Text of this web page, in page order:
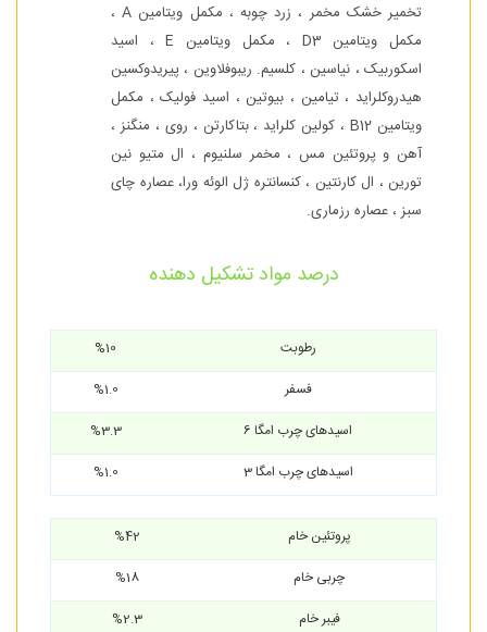
تخمیر خشک مخمر ، زرد چوبه ، مکمل ویتامین A ،
مکمل ویتامین D3 ، مکمل ویتامین E ، اسید
اسکوربیک ، نیاسین ، کلسیم. ریبوفلاوین ، پیریدوکسین
هیدروکلراید ، تیامین ، بیوتین ، اسید فولیک ، مکمل
ویتامین B12 ، کولین کلراید ، بتاکارتن ، روی ، منگنز ،
آهن و پروتئین مس ، مخمر سلنیوم ، ال متیو نین
تورین ، ال کارنتین ، کنسانتره ژل الوئه ورا، عصاره چای
سبز ، عصاره رزماری.
درصد مواد تشکیل دهنده
رطوبت
%10
فسفر
%1.0
اسیدهای چرب امگا 6
%3.3
اسیدهای چرب امگا 3
%1.0
پروتئین خام
%42
چربی خام
%18
فیبر خام
%2.3